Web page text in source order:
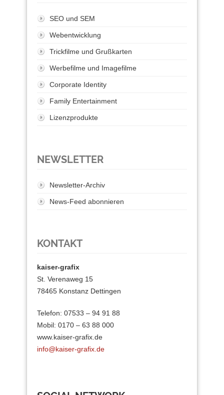
SEO und SEM
Webentwicklung
Trickfilme und Grußkarten
Werbefilme und Imagefilme
Corporate Identity
Family Entertainment
Lizenzprodukte
NEWSLETTER
Newsletter-Archiv
News-Feed abonnieren
KONTAKT
kaiser-grafix
St. Verenaweg 15
78465 Konstanz Dettingen
Telefon: 07533 – 94 91 88
Mobil: 0170 – 63 88 000
www.kaiser-grafix.de
info@kaiser-grafix.de